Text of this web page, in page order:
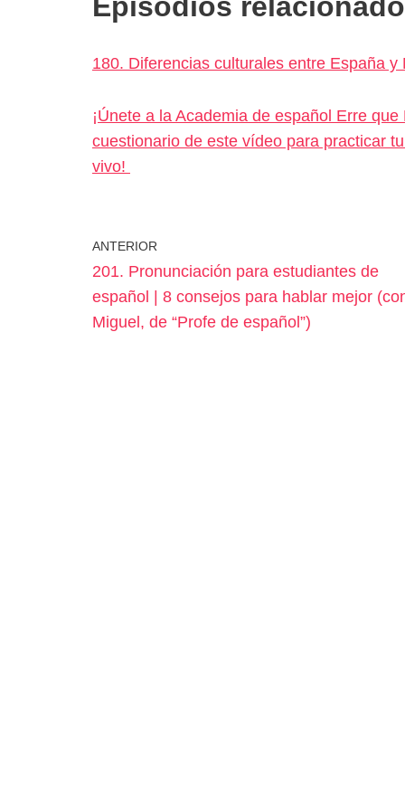
180. Diferencias culturales entre España
¡Únete a la Academia de español Erre
cuestionario de este vídeo para practicar
vivo!
ANTERIOR
201. Pronunciación para estudiantes de
español | 8 consejos para hablar mejor
Miguel, de “Profe de español”)